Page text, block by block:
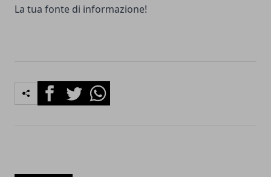
La tua fonte di informazione!
FacebookTwitterWhatsapp